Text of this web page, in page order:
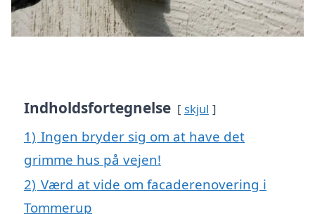
Indholdsfortegnelse skjul
1) Ingen bryder sig om at have det
grimme hus på vejen!
2) Værd at vide om facaderenovering i
Tommerup